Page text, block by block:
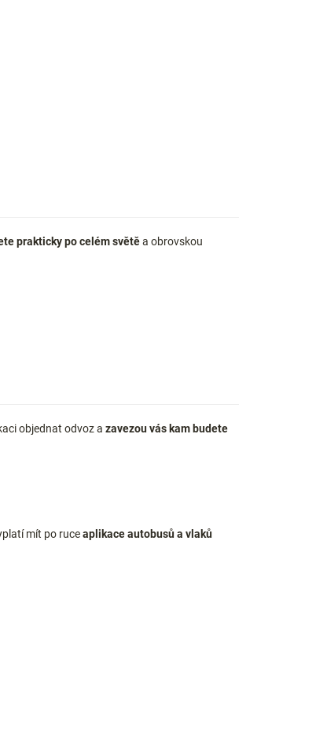
prakticky po celém světěa obrovskou
objednat odvoz a zavezou vás kam budete
mít po ruceaplikace autobusů a vlaků